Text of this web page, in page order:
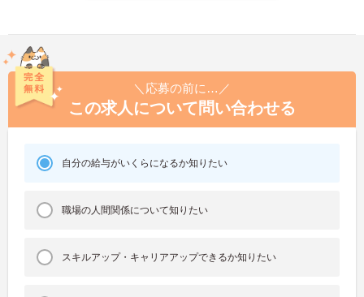
＼応募の前に…／
この求人について問い合わせる
自分の給与がいくらになるか知りたい
職場の人間関係について知りたい
スキルアップ・キャリアアップできるか知りたい